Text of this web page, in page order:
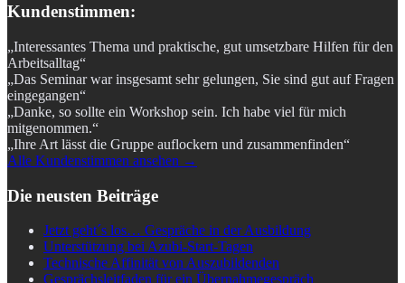
Kundenstimmen:
„Interessantes Thema und praktische, gut umsetzbare Hilfen für den
Arbeitsalltag“
„Das Seminar war insgesamt sehr gelungen, Sie sind gut auf Fragen
eingegangen“
„Danke, so sollte ein Workshop sein. Ich habe viel für mich
mitgenommen.“
„Ihre Art lässt die Gruppe auflockern und zusammenfinden“
Alle Kundenstimmen ansehen →
Die neusten Beiträge
Jetzt geht´s los… Gespräche in der Ausbildung
Unterstützung bei Azubi-Start-Tagen
Technische Affinität von Auszubildenden
Gesprächsleitfaden für ein Übernahmegespräch